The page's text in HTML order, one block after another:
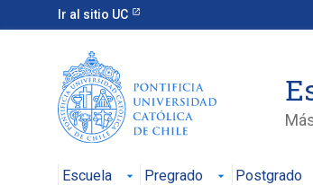
Ir al sitio UC
Escuela Pregrado Postgrado